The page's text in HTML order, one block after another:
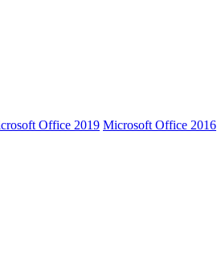
Office 2019 Microsoft Office 2016